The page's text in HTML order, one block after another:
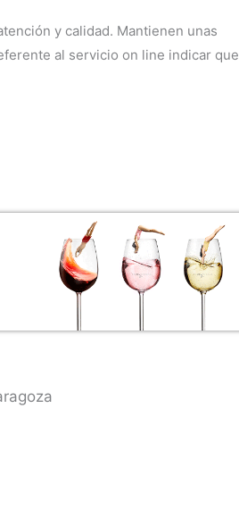
y calidad. Mantienen unas
al servicio on line indicar que